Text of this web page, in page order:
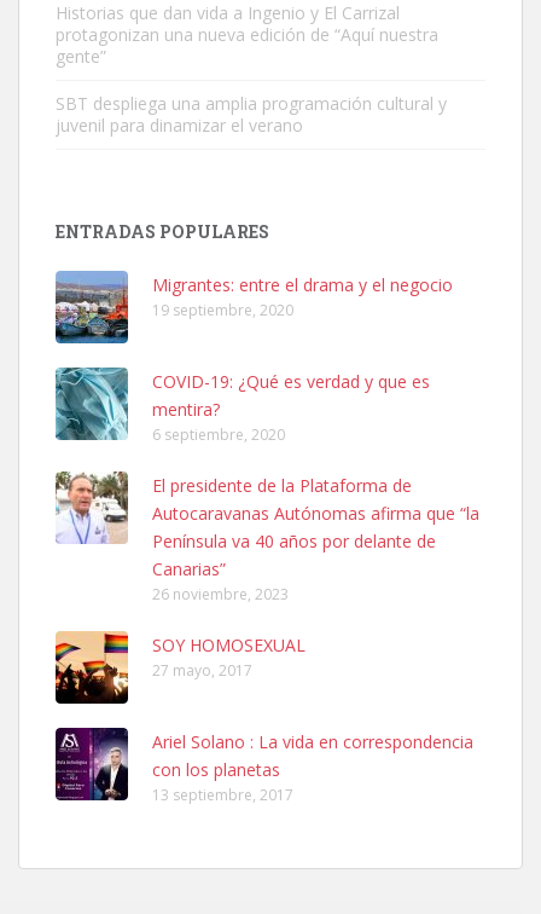
Leales.org » Gran Canaria
SHIBA PERDIDO AVDA JOSE MESA Y LOPEZ
PERRO MACHO RAZA SHIBA CON MICROCHIP PERDIDO HOY
06/07/2025 ZONA MESA Y LOPEZ. ES MUY ASUSTADIZO
Leales.org » Gran Canaria
6.7.2025
Ninfa perdida
El día 5 se los perdió una ninfa papillera, asustada tiene miedo a la
calle, se perdió por la zon...
Historias que dan vida a Ingenio y El Carrizal
protagonizan una nueva edición de “Aquí nuestra
gente”
SBT despliega una amplia programación cultural y
juvenil para dinamizar el verano
ENTRADAS POPULARES
Migrantes: entre el drama y el negocio
19 septiembre, 2020
COVID-19: ¿Qué es verdad y que es
mentira?
6 septiembre, 2020
El presidente de la Plataforma de
Autocaravanas Autónomas afirma que “la
Península va 40 años por delante de
Canarias”
26 noviembre, 2023
SOY HOMOSEXUAL
27 mayo, 2017
Ariel Solano : La vida en correspondencia
con los planetas
13 septiembre, 2017